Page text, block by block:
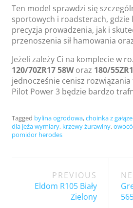
Ten model sprawdzi się
sportowych i roadsterach, gdzie
precyzja prowadzenia, jak i
przenoszenia sił hamowania
Jeżeli zależy Ci na komplecie w
120/70ZR17 58Woraz 180/
jednocześnie cenisz rozwiązania
Pilot Power 3 będzie bardzo
Tagged bylina ogrodowa,choinka z
dla jeża wymiary, krzewy żurawiny,
pomidor herodes
navigationPREVIOUS
Eldom R105 Biały
Zielony